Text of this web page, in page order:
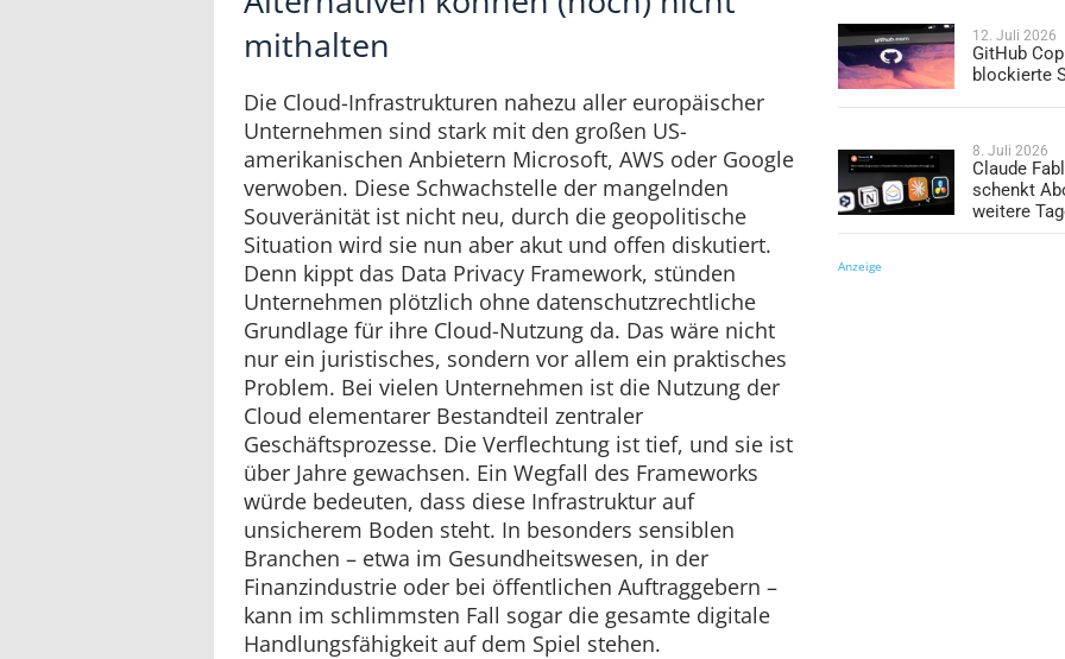
mithalten
Die Cloud-Infrastrukturen nahezu aller europäischer
Unternehmen sind stark mit den großen US-
amerikanischen Anbietern Microsoft, AWS oder Google
verwoben. Diese Schwachstelle der mangelnden
Souveränität ist nicht neu, durch die geopolitische
Situation wird sie nun aber akut und offen diskutiert.
Denn kippt das Data Privacy Framework, stünden
Unternehmen plötzlich ohne datenschutzrechtliche
Grundlage für ihre Cloud-Nutzung da. Das wäre nicht
nur ein juristisches, sondern vor allem ein praktisches
Problem. Bei vielen Unternehmen ist die Nutzung der
Cloud elementarer Bestandteil zentraler
Geschäftsprozesse. Die Verflechtung ist tief, und sie ist
über Jahre gewachsen. Ein Wegfall des Frameworks
würde bedeuten, dass diese Infrastruktur auf
unsicherem Boden steht. In besonders sensiblen
Branchen – etwa im Gesundheitswesen, in der
Finanzindustrie oder bei öffentlichen Auftraggebern –
kann im schlimmsten Fall sogar die gesamte digitale
Handlungsfähigkeit auf dem Spiel stehen.
12. Juli 2026
GitHub
blockierte
8. Juli 2026
Claude
schenkt
weitere
Anzeige